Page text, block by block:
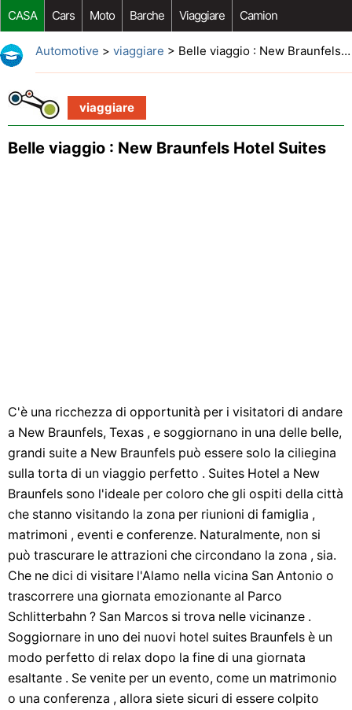
CASA Cars Moto Barche Viaggiare Camion
Riparazione Auto Acquisto Auto Car Opzioni Aftermarket
Automotive > viaggiare > Belle viaggio : New Braunfels Hotel Suites
viaggiare
Belle viaggio : New Braunfels Hotel Suites
C'è una ricchezza di opportunità per i visitatori di andare
a New Braunfels, Texas , e soggiornano in una delle belle,
grandi suite a New Braunfels può essere solo la ciliegina
sulla torta di un viaggio perfetto . Suites Hotel a New
Braunfels sono l'ideale per coloro che gli ospiti della città
che stanno visitando la zona per riunioni di famiglia ,
matrimoni , eventi e conferenze. Naturalmente, non si
può trascurare le attrazioni che circondano la zona , sia.
Che ne dici di visitare l'Alamo nella vicina San Antonio o
trascorrere una giornata emozionante al Parco
Schlitterbahn ? San Marcos si trova nelle vicinanze .
Soggiornare in uno dei nuovi hotel suites Braunfels è un
modo perfetto di relax dopo la fine di una giornata
esaltante . Se venite per un evento, come un matrimonio
o una conferenza , allora siete sicuri di essere colpito